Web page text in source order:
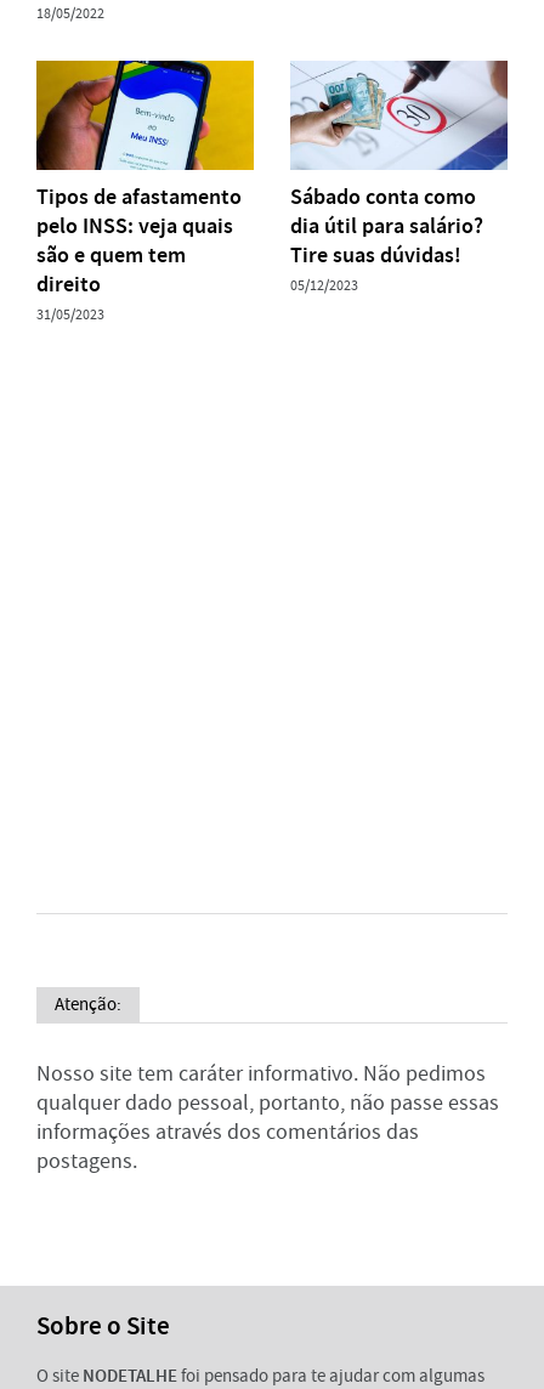
18/05/2022
Tipos de afastamento
pelo INSS: veja quais
são e quem tem
direito
31/05/2023
Sábado conta como
dia útil para salário?
Tire suas dúvidas!
05/12/2023
Atenção:
Nosso site tem caráter informativo. Não pedimos
qualquer dado pessoal, portanto, não passe essas
informações através dos comentários das
postagens.
Sobre o Site
O site NODETALHEfoi pensado para te ajudar com algumas